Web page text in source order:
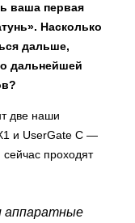
ваша первая
Насколько
дальше,
дальнейшей
две наши
и UserGate C —
проходят
аппаратные